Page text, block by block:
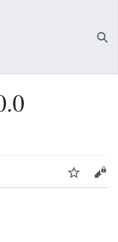
Спостерігати Редагувати